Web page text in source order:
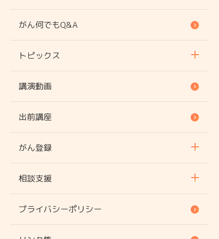
がん何でもQ&A
トピックス
講演動画
出前講座
がん登録
相談支援
プライバシーポリシー